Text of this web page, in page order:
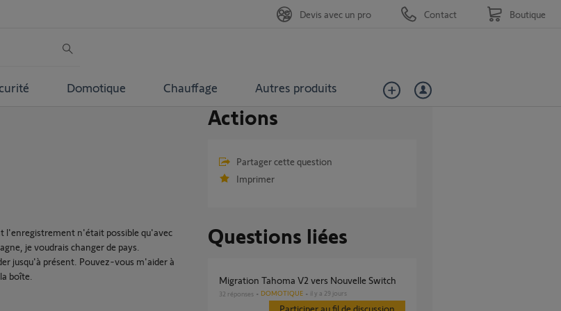
Domotique Chauffage Autres produits
Devis avec un pro Contact Boutique
l'enregistrement n'était possible qu'avec
je voudrais changer de pays.
jusqu'à présent. Pouvez-vous m'aider à
boîte.
Actions
Partager cette question
Imprimer
Questions liées
Migration Tahoma V2 vers Nouvelle Switch
32 réponses DOMOTIQUE il y a 29 jours
Participer au fil de discussion